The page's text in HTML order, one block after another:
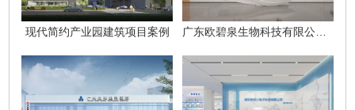
现代简约产业园建筑项目案例 广东欧碧泉生物科技有限公司办公楼设计方案